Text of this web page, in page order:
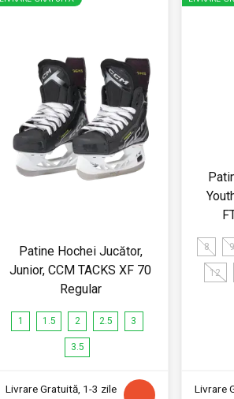
Patine Hochei Jucător,
Junior, CCM TACKS XF 70
Regular
1 1.5 2 2.5 3
3.5
Livrare Gratuită, 1-3 zile
8 9
12
Livrare